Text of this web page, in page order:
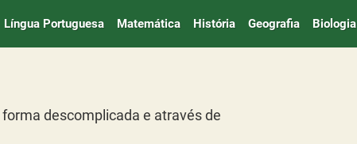
Língua Portuguesa Matemática História Geografia Biologia
descomplicada e através de